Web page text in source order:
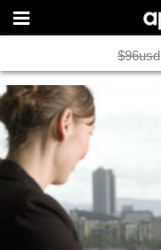
$96usd